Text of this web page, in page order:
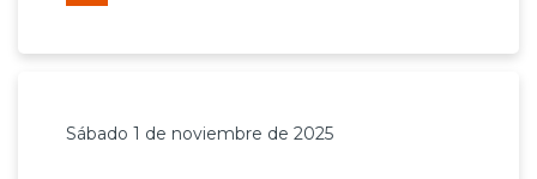
Sábado 1 de noviembre de 2025